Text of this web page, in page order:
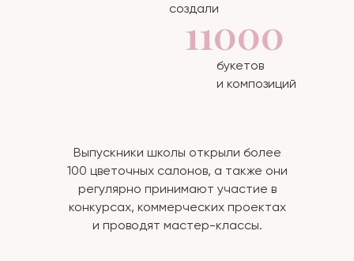
11000
создали
букетов
и композиций
Выпускники школы открыли более
100 цветочных салонов, а также они
регулярно принимают участие в
конкурсах, коммерческих проектах
и проводят мастер-классы.